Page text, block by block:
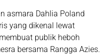
asmara Dahlia Poland
yang dikenal lewat
publik heboh
bersama Rangga Azies.